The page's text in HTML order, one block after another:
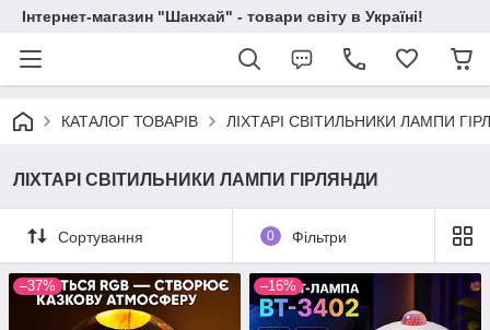
Інтернет-магазин "Шанхай" - товари світу в Україні!
КАТАЛОГ ТОВАРІВ ЛІХТАРІ СВІТИЛЬНИКИ ЛАМПИ
ЛІХТАРІ СВІТИЛЬНИКИ ЛАМПИ ГІРЛЯНДИ
Сортування 0 Фільтри
–37% –16%